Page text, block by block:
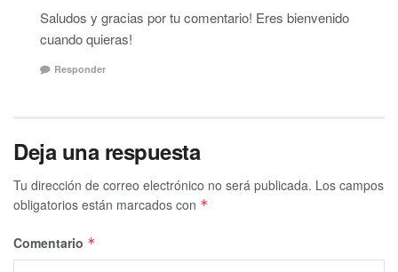
Saludos y gracias por tu comentario! Eres bienvenido
cuando quieras!
Responder
Deja una respuesta
Tu dirección de correo electrónico no será publicada. Los campos
obligatorios están marcados con *
Comentario *